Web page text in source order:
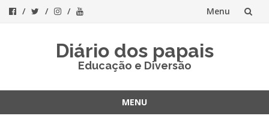
Menu
Diário dos papais
Educação e Diversão
MENU